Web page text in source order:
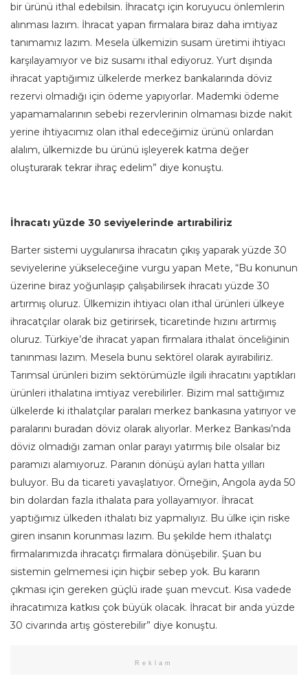
bir ürünü ithal edebilsin. İhracatçı için koruyucu önlemlerin
alınması lazım. İhracat yapan firmalara biraz daha imtiyaz
tanımamız lazım. Mesela ülkemizin susam üretimi ihtiyacı
karşılayamıyor ve biz susamı ithal ediyoruz. Yurt dışında
ihracat yaptığımız ülkelerde merkez bankalarında döviz
rezervi olmadığı için ödeme yapıyorlar. Mademki ödeme
yapamamalarının sebebi rezervlerinin olmaması bizde nakit
yerine ihtiyacımız olan ithal edeceğimiz ürünü onlardan
alalım, ülkemizde bu ürünü işleyerek katma değer
oluşturarak tekrar ihraç edelim” diye konuştu.
İhracatı yüzde 30 seviyelerinde artırabiliriz
Barter sistemi uygulanırsa ihracatın çıkış yaparak yüzde 30
seviyelerine yükseleceğine vurgu yapan Mete, “Bu konunun
üzerine biraz yoğunlaşıp çalışabilirsek ihracatı yüzde 30
artırmış oluruz. Ülkemizin ihtiyacı olan ithal ürünleri ülkeye
ihracatçılar olarak biz getirirsek, ticaretinde hızını artırmış
oluruz. Türkiye’de ihracat yapan firmalara ithalat önceliğinin
tanınması lazım. Mesela bunu sektörel olarak ayırabiliriz.
Tarımsal ürünleri bizim sektörümüzle ilgili ihracatını yaptıkları
ürünleri ithalatına imtiyaz verebilirler. Bizim mal sattığımız
ülkelerde ki ithalatçılar paraları merkez bankasına yatırıyor ve
paralarını buradan döviz olarak alıyorlar. Merkez Bankası’nda
döviz olmadığı zaman onlar parayı yatırmış bile olsalar biz
paramızı alamıyoruz. Paranın dönüşü ayları hatta yılları
buluyor. Bu da ticareti yavaşlatıyor. Örneğin, Angola ayda 50
bin dolardan fazla ithalata para yollayamıyor. İhracat
yaptığımız ülkeden ithalatı biz yapmalıyız. Bu ülke için riske
giren insanın korunması lazım. Bu şekilde hem ithalatçı
firmalarımızda ihracatçı firmalara dönüşebilir. Şuan bu
sistemin gelmemesi için hiçbir sebep yok. Bu kararın
çıkması için gereken güçlü irade şuan mevcut. Kısa vadede
ihracatımıza katkısı çok büyük olacak. İhracat bir anda yüzde
30 civarında artış gösterebilir” diye konuştu.
Reklam